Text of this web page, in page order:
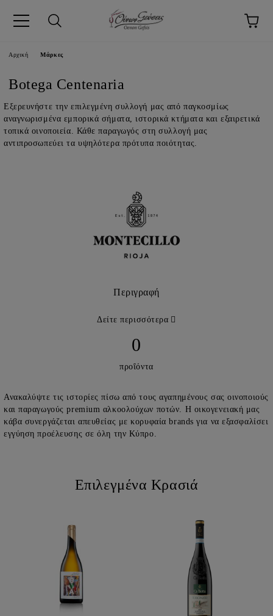
Αρχική Μάρκες
Botega Centenaria
Εξερευνήστε την επιλεγμένη συλλογή μας από παγκοσμίως
αναγνωρισμένα εμπορικά σήματα, ιστορικά κτήματα και εξαιρετικά
τοπικά οινοποιεία. Κάθε παραγωγός στη συλλογή μας
αντιπροσωπεύει τα υψηλότερα πρότυπα ποιότητας.
Περιγραφή
Δείτε περισσότερα
0
προΐόντα
Ανακαλύψτε τις ιστορίες πίσω από τους αγαπημένους σας οινοποιούς
και παραγωγούς premium αλκοολούχων ποτών. Η οικογενειακή μας
κάβα συνεργάζεται απευθείας με κορυφαία brands για να εξασφαλίσει
εγγύηση προέλευσης σε όλη την Κύπρο.
Επιλεγμένα Κρασιά